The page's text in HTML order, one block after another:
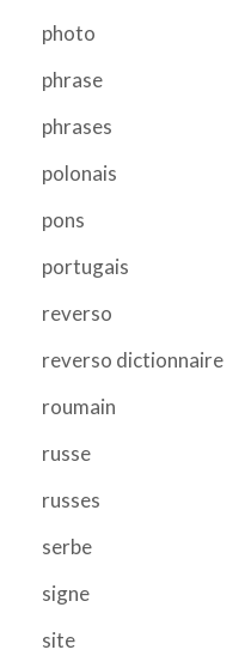
photo
phrase
phrases
polonais
pons
portugais
reverso
reverso dictionnaire
roumain
russe
russes
serbe
signe
site